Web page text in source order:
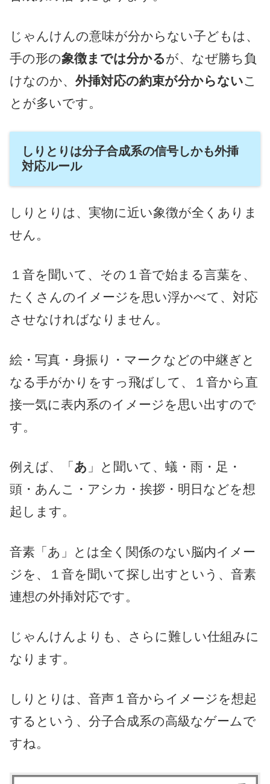
じゃんけんの意味が分からない子どもは、
手の形の象徴までは分かるが、なぜ勝ち負
けなのか、 外挿対応の約束が分からない こ
とが多いです。
しりとりは分子合成系の信号しかも外挿
対応ルール
しりとりは、実物に近い象徴が全くありま
せん。
１音を聞いて、その１音で始まる言葉を、
たくさんのイメージを思い浮かべて、対応
させなければなりません。
絵・写真・身振り・マークなどの中継ぎと
なる手がかりをすっ飛ばして、１音から直
接一気に表内系のイメージを思い出すので
す。
例えば、「 あ 」と聞いて、蟻・雨・足・
頭・あんこ・アシカ・挨拶・明日などを想
起します。
音素「あ」とは全く関係のない脳内イメー
ジを、１音を聞いて探し出すという、音素
連想の外挿対応です。
じゃんけんよりも、さらに難しい仕組みに
なります。
しりとりは、音声１音からイメージを想起
するという、分子合成系の高級なゲームで
すね。